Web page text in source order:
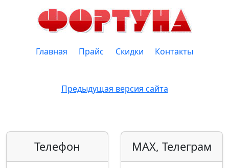
Главная Прайс Скидки Контакты
Предыдущая версия сайта
Телефон MAX, Телеграм